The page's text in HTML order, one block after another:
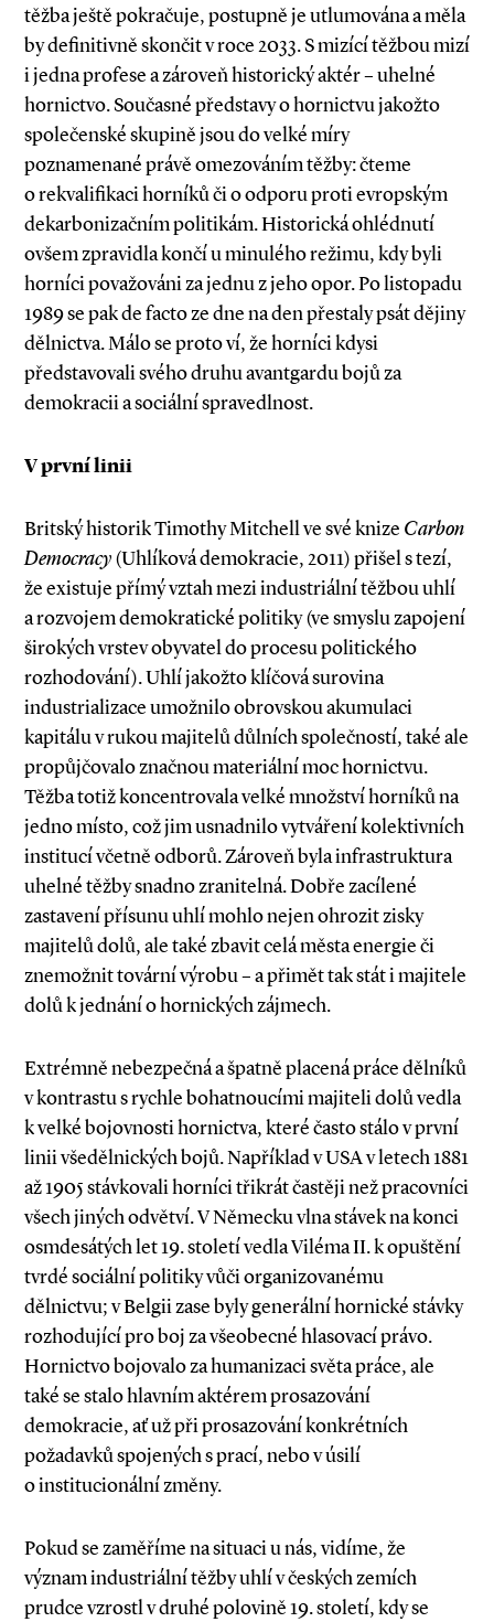
těžba ještě pokračuje, postupně je utlumována a měla
by definitivně skončit v roce 2033. S mizící těžbou mizí
i jedna profese a zároveň historický aktér – uhelné
hornictvo. Současné představy o hornictvu jakožto
společenské skupině jsou do velké míry
poznamenané právě omezováním těžby: čteme
o rekvalifikaci horníků či o odporu proti evropským
dekarbonizačním politikám. Historická ohlédnutí
ovšem zpravidla končí u minulého režimu, kdy byli
horníci považováni za jednu z jeho opor. Po listopadu
1989 se pak de facto ze dne na den přestaly psát dějiny
dělnictva. Málo se proto ví, že horníci kdysi
představovali svého druhu avantgardu bojů za
demokracii a sociální spravedlnost.
V první linii
Britský historik Timothy Mitchell ve své knize Carbon
Democracy(Uhlíková demokracie, 2011) přišel s tezí,
že existuje přímý vztah mezi industriální těžbou uhlí
a rozvojem demokratické politiky (ve smyslu zapojení
širokých vrstev obyvatel do procesu politického
rozhodování). Uhlí jakožto klíčová surovina
industrializace umožnilo obrovskou akumulaci
kapitálu v rukou majitelů důlních společností, také ale
propůjčovalo značnou materiální moc hornictvu.
Těžba totiž koncentrovala velké množství horníků na
jedno místo, což jim usnadnilo vytváření kolektivních
institucí včetně odborů. Zároveň byla infrastruktura
uhelné těžby snadno zranitelná. Dobře zacílené
zastavení přísunu uhlí mohlo nejen ohrozit zisky
majitelů dolů, ale také zbavit celá města energie či
znemožnit tovární výrobu – a přimět tak stát i majitele
dolů k jednání o hornických zájmech.
Extrémně nebezpečná a špatně placená práce dělníků
v kontrastu s rychle bohatnoucími majiteli dolů vedla
k velké bojovnosti hornictva, které často stálo v první
linii všedělnických bojů. Například v USA v letech 1881
až 1905 stávkovali horníci třikrát častěji než pracovníci
všech jiných odvětví. V Německu vlna stávek na konci
osmdesátých let 19. století vedla Viléma II. k opuštění
tvrdé sociální politiky vůči organizovanému
dělnictvu; v Belgii zase byly generální hornické stávky
rozhodující pro boj za všeobecné hlasovací právo.
Hornictvo bojovalo za humanizaci světa práce, ale
také se stalo hlavním aktérem prosazování
demokracie, ať už při prosazování konkrétních
požadavků spojených s prací, nebo v úsilí
o institucionální změny.
Pokud se zaměříme na situaci u nás, vidíme, že
význam industriální těžby uhlí v českých zemích
prudce vzrostl v druhé polovině 19. století, kdy se